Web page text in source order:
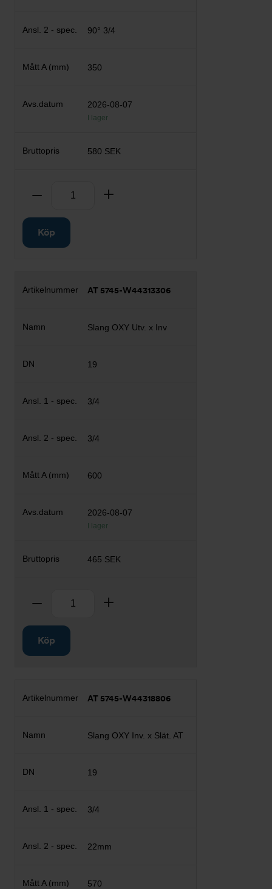
90° 3/4
350
2026-08-07
I lager
580 SEK
Ta bort
Köp
AT 5745-W44313306
Slang OXY Utv. x Inv
19
3/4
3/4
600
2026-08-07
I lager
465 SEK
Ta bort
Köp
AT 5745-W44318806
Slang OXY Inv. x Slät. AT
19
3/4
22mm
570